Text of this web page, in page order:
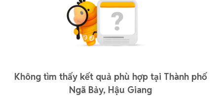
Không tìm thấy kết quả phù hợp tại Thành phố
Ngã Bảy, Hậu Giang